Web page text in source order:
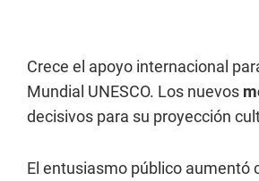
Crece el apoyo internacional
Mundial UNESCO. Los nuevos
decisivos para su proyección
El entusiasmo público aumentó